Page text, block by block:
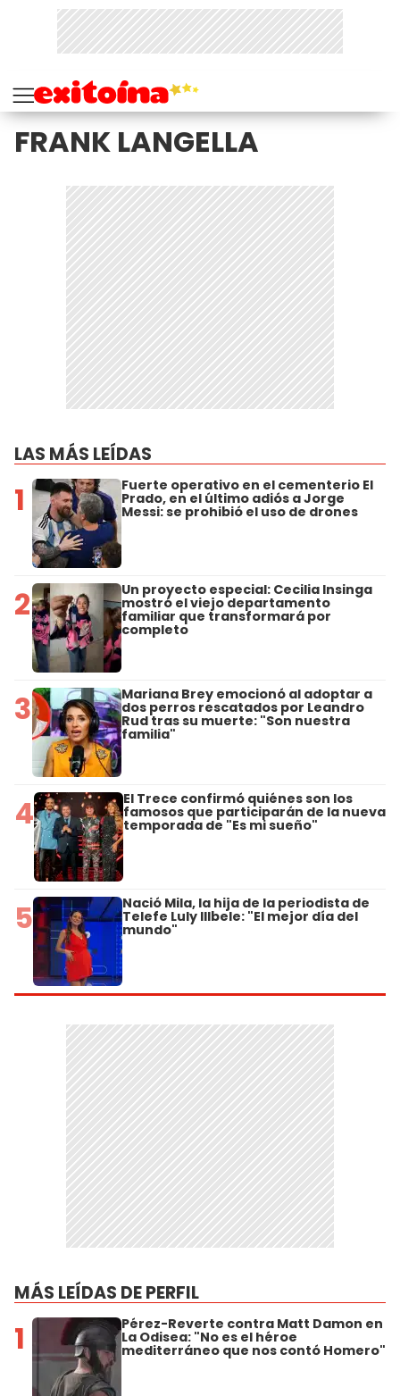
FRANK LANGELLA
LAS MÁS LEÍDAS
1 Fuerte operativo en el cementerio El
Prado, en el último adiós a Jorge
Messi: se prohibió el uso de drones
2 Un proyecto especial: Cecilia Insinga
mostró el viejo departamento
familiar que transformará por
completo
3 Mariana Brey emocionó al adoptar a
dos perros rescatados por Leandro
Rud tras su muerte: "Son nuestra
familia"
4 El Trece confirmó quiénes son los
famosos que participarán de la nueva
temporada de "Es mi sueño"
5 Nació Mila, la hija de la periodista de
Telefe Luly Illbele: "El mejor día del
mundo"
MÁS LEÍDAS DE PERFIL
1 Pérez-Reverte contra Matt Damon en
La Odisea: "No es el héroe
mediterráneo que nos contó Homero"